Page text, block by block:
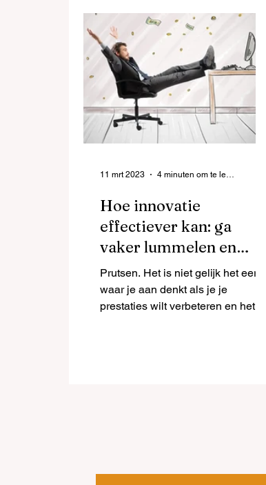
Hoe innovatie
effectiever kan: ga
vaker lummelen en
prutsen
Prutsen. Het is niet gelijk het eerste
waar je aan denkt als je je
prestaties wilt verbeteren en het
11 mrt 2023 4 minuten om te lezen